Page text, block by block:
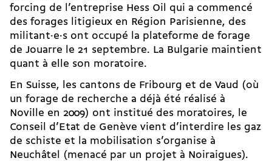
forcing de l’entreprise Hess Oil qui a commencé
des forages litigieux en Région Parisienne, des
militant·e·s ont occupé la plateforme de forage
de Jouarre le 21 septembre. La Bulgarie maintient
quant à elle son moratoire.
En Suisse, les cantons de Fribourg et de Vaud (où
un forage de recherche a déjà été réalisé à
Noville en 2009) ont institué des moratoires, le
Conseil d’Etat de Genève vient d’interdire les gaz
de schiste et la mobilisation s’organise à
Neuchâtel (menacé par un projet à Noiraigues).